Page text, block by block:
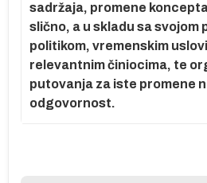
sadržaja, promene
slično, a u skladu sa svojom
politikom, vremenskim
relevantnim činiocima, te
putovanja za iste promene
odgovornost.